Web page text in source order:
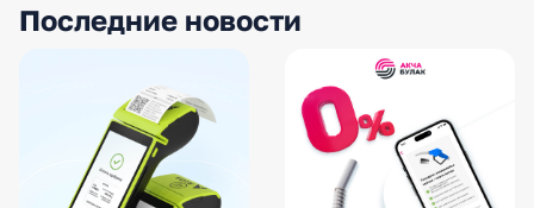
Последние новости